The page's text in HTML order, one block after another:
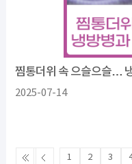
찜통더위 속 으슬으슬…
2025-07-14
1 2 3